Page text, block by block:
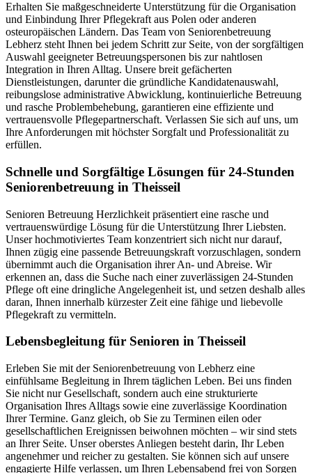
Erhalten Sie maßgeschneiderte Unterstützung für die Organisation
und Einbindung Ihrer Pflegekraft aus Polen oder anderen
osteuropäischen Ländern. Das Team von Seniorenbetreuung
Lebherz steht Ihnen bei jedem Schritt zur Seite, von der sorgfältigen
Auswahl geeigneter Betreuungspersonen bis zur nahtlosen
Integration in Ihren Alltag. Unsere breit gefächerten
Dienstleistungen, darunter die gründliche Kandidatenauswahl,
reibungslose administrative Abwicklung, kontinuierliche Betreuung
und rasche Problembehebung, garantieren eine effiziente und
vertrauensvolle Pflegepartnerschaft. Verlassen Sie sich auf uns, um
Ihre Anforderungen mit höchster Sorgfalt und Professionalität zu
erfüllen.
Schnelle und Sorgfältige Lösungen für 24-Stunden
Seniorenbetreuung in Theisseil
Senioren Betreuung Herzlichkeit präsentiert eine rasche und
vertrauenswürdige Lösung für die Unterstützung Ihrer Liebsten.
Unser hochmotiviertes Team konzentriert sich nicht nur darauf,
Ihnen zügig eine passende Betreuungskraft vorzuschlagen, sondern
übernimmt auch die Organisation ihrer An- und Abreise. Wir
erkennen an, dass die Suche nach einer zuverlässigen 24-Stunden
Pflege oft eine dringliche Angelegenheit ist, und setzen deshalb alles
daran, Ihnen innerhalb kürzester Zeit eine fähige und liebevolle
Pflegekraft zu vermitteln.
Lebensbegleitung für Senioren in Theisseil
Erleben Sie mit der Seniorenbetreuung von Lebherz eine
einfühlsame Begleitung in Ihrem täglichen Leben. Bei uns finden
Sie nicht nur Gesellschaft, sondern auch eine strukturierte
Organisation Ihres Alltags sowie eine zuverlässige Koordination
Ihrer Termine. Ganz gleich, ob Sie zu Terminen eilen oder
gesellschaftlichen Ereignissen beiwohnen möchten – wir sind stets
an Ihrer Seite. Unser oberstes Anliegen besteht darin, Ihr Leben
angenehmer und reicher zu gestalten. Sie können sich auf unsere
engagierte Hilfe verlassen, um Ihren Lebensabend frei von Sorgen